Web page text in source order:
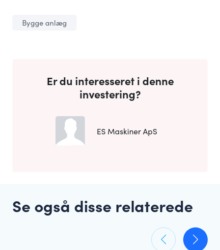
Bygge anlæg
Er du interesseret i denne
investering?
ES Maskiner ApS
Se også disse relaterede